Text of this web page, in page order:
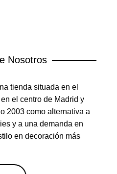
Nosotros
tienda situada en el
el centro de Madrid y
2003 como alternativa a
y a una demanda en
en decoración más